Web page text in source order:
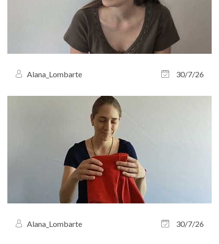
Alana_Lombarte 30/7/26
Alana_Lombarte 30/7/26